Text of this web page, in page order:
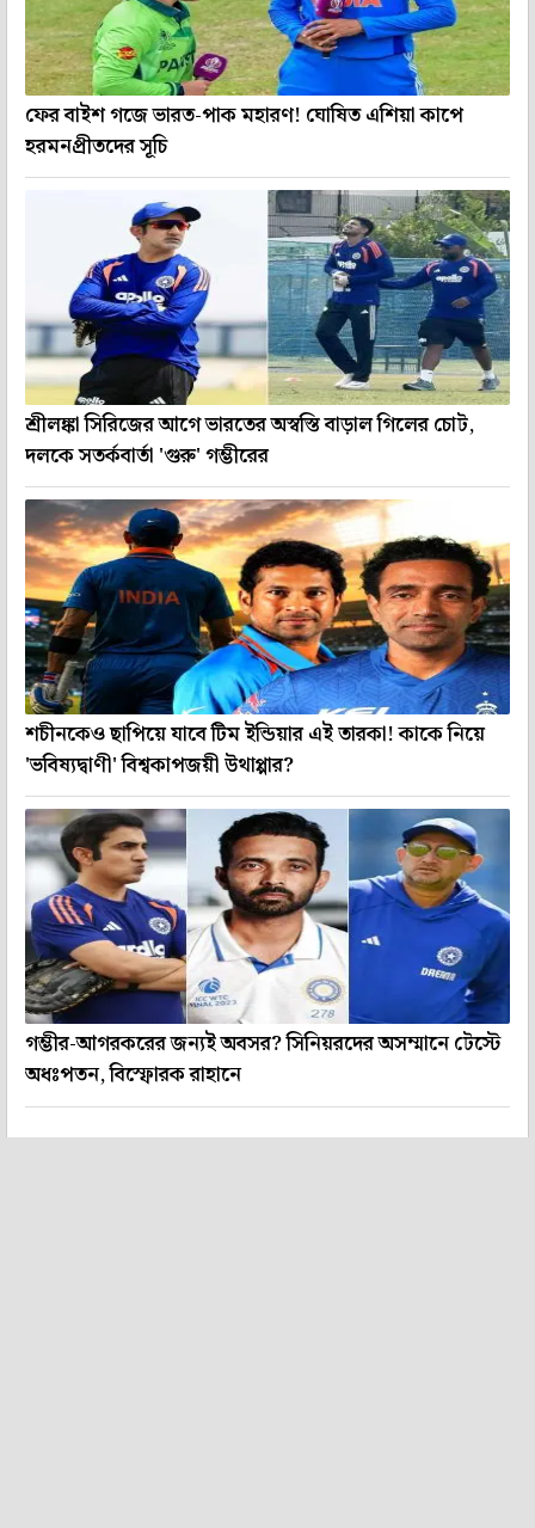
ফের বাইশ গজে ভারত-পাক মহারণ! ঘোষিত এশিয়া কাপে
হরমনপ্রীতদের সূচি
শ্রীলঙ্কা সিরিজের আগে ভারতের অস্বস্তি বাড়াল গিলের চোট,
দলকে সতর্কবার্তা 'গুরু' গম্ভীরের
শচীনকেও ছাপিয়ে যাবে টিম ইন্ডিয়ার এই তারকা! কাকে নিয়ে
'ভবিষ্যদ্বাণী' বিশ্বকাপজয়ী উথাপ্পার?
গম্ভীর-আগরকরের জন্যই অবসর? সিনিয়রদের অসম্মানে টেস্টে
অধঃপতন, বিস্ফোরক রাহানে